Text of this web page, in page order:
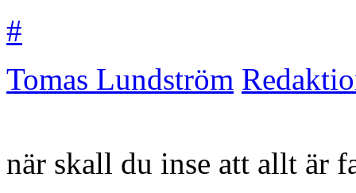
#
Tomas Lundström
när skall du inse att allt är